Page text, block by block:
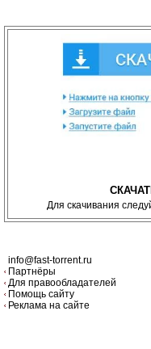
Для скачивания
info@fast-torrent.ru
Партнёры
Для правообладателей
Помощь сайту
Реклама на сайте